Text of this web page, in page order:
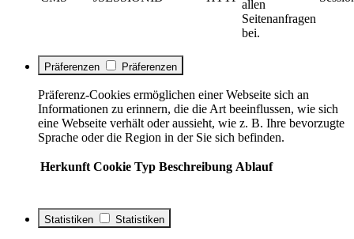
allen
Seitenanfragen
bei.
Präferenzen Präferenzen
Präferenz-Cookies ermöglichen einer Webseite sich an
Informationen zu erinnern, die die Art beeinflussen, wie sich
eine Webseite verhält oder aussieht, wie z. B. Ihre bevorzugte
Sprache oder die Region in der Sie sich befinden.
Herkunft Cookie Typ Beschreibung Ablauf
Statistiken Statistiken